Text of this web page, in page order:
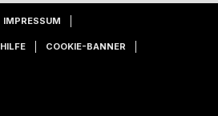
IMPRESSUM
HILFE COOKIE-BANNER